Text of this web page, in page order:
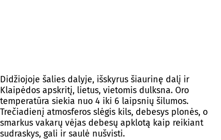
Didžiojoje šalies dalyje, išskyrus šiaurinę dalį ir
Klaipėdos apskritį, lietus, vietomis dulksna. Oro
temperatūra siekia nuo 4 iki 6 laipsnių šilumos.
Trečiadienį atmosferos slėgis kils, debesys plonės, o
smarkus vakarų vėjas debesų apklotą kaip reikiant
sudraskys, gali ir saulė nušvisti.